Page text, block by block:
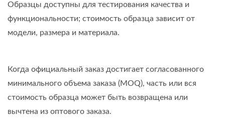
Образцы доступны для тестирования качества и
функциональности; стоимость образца зависит от
модели, размера и материала.
Когда официальный заказ достигает согласованного
минимального объема заказа (MOQ), часть или вся
стоимость образца может быть возвращена или
вычтена из оптового заказа.